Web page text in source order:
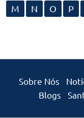
M
N O P
Sobre Nós
Blogs